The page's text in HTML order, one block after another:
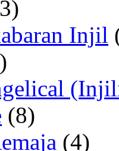
Injil
(8)
(4)